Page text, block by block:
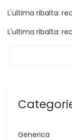
L'ultima ribalta:
L'ultima ribalta:
Generica